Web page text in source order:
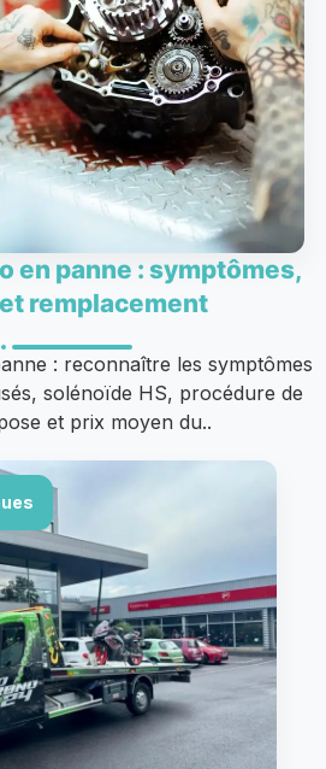
en panne : symptômes,
remplacement
: reconnaître les symptômes
solénoïde HS, procédure de
et prix moyen du..